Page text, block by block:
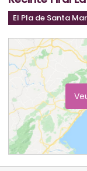
El Pla de Santa